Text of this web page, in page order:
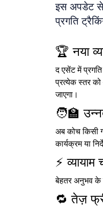
इस अपडेट से
प्रगति
🏆 नया
द एसेंट में प्रगति
प्रत्येक स्तर
जाएगा।
🧑🏫
अब कोच किसी
कार्यक्रम या
⚡
बेहतर अनुभव के
🔁 तेज़